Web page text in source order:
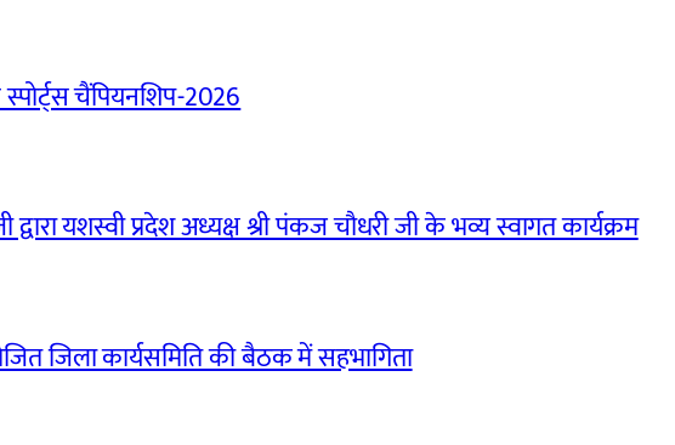
चैंपियनशिप-2026
यशस्वी प्रदेश अध्यक्ष श्री पंकज चौधरी जी के भव्य स्वागत कार्यक्रम
जिला कार्यसमिति की बैठक में सहभागिता